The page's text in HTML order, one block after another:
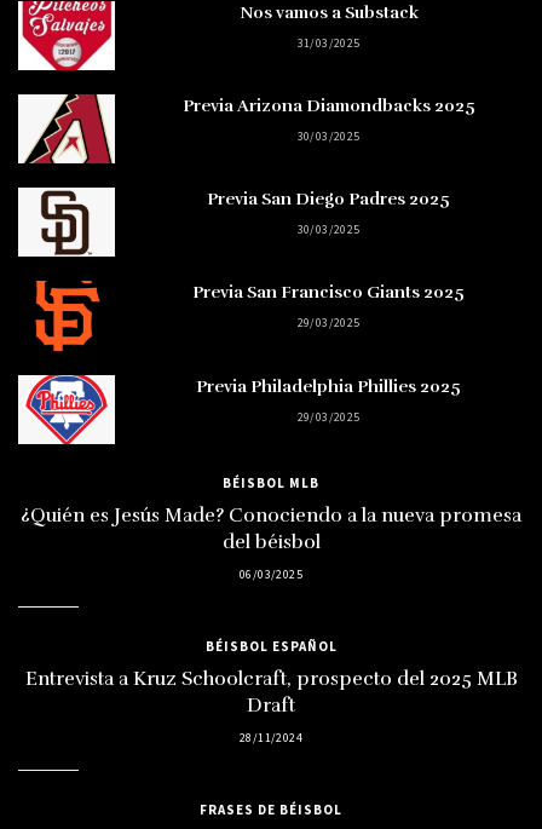
Nos vamos a Substack
31/03/2025
Previa Arizona Diamondbacks 2025
30/03/2025
Previa San Diego Padres 2025
30/03/2025
Previa San Francisco Giants 2025
29/03/2025
Previa Philadelphia Phillies 2025
29/03/2025
BÉISBOL MLB
¿Quién es Jesús Made? Conociendo a la nueva promesa
del béisbol
06/03/2025
BÉISBOL ESPAÑOL
Entrevista a Kruz Schoolcraft, prospecto del 2025 MLB
Draft
28/11/2024
FRASES DE BÉISBOL